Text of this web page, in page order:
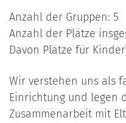
Anzahl der Gruppen: 5
Anzahl der Plätze
Davon Plätze für
Wir verstehen uns als
Einrichtung und legen
Zusammenarbeit mit